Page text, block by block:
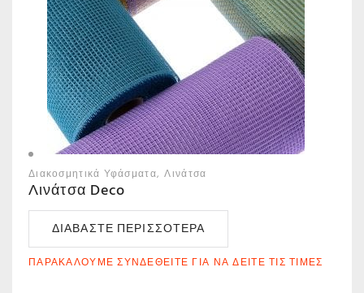
Διακοσμητικά Υφάσματα Λινάτσα
Λινάτσα Deco
ΔΙΑΒΆΣΤΕ ΠΕΡΙΣΣΌΤΕΡΑ
ΠΑΡΑΚΑΛΟΎΜΕ ΣΥΝΔΕΘΕΊΤΕ ΓΙΑ ΝΑ ΔΕΊΤΕ ΤΙΣ ΤΙΜΈΣ